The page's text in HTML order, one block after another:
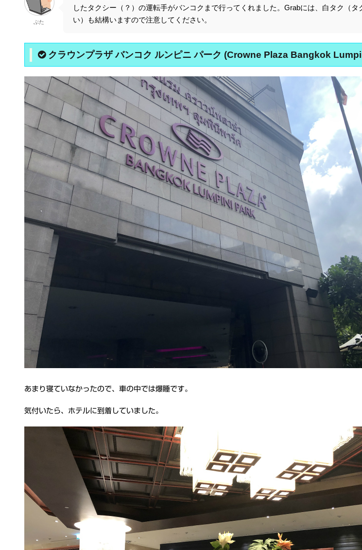
ぶた
したタクシー（？）の運転手がバンコクまで行ってくれました。Grabには、白タク（
い）も結構いますので注意してください。
クラウンプラザ バンコク ルンピニ パーク (Crowne Plaza Bangkok
あまり寝ていなかったので、車の中では爆睡です。
気付いたら、ホテルに到着していました。